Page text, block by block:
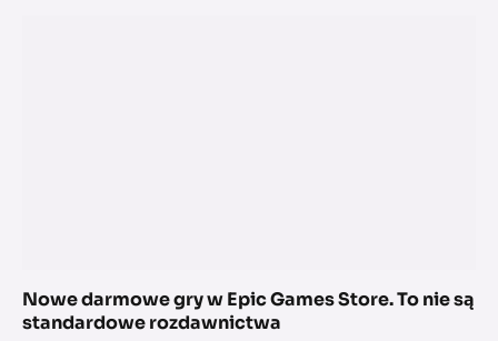
Nowe darmowe gry w Epic Games Store. To nie są
standardowe rozdawnictwa